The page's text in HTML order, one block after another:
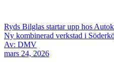
Ryds Bilglas startar upp hos
Ny kombinerad verkstad i
Av: DMV
mars 24, 2026